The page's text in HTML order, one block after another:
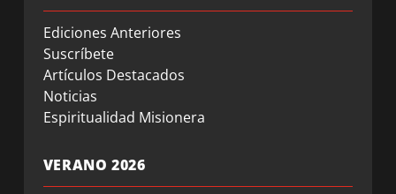
Ediciones Anteriores
Suscríbete
Artículos Destacados
Noticias
Espiritualidad Misionera
VERANO 2026